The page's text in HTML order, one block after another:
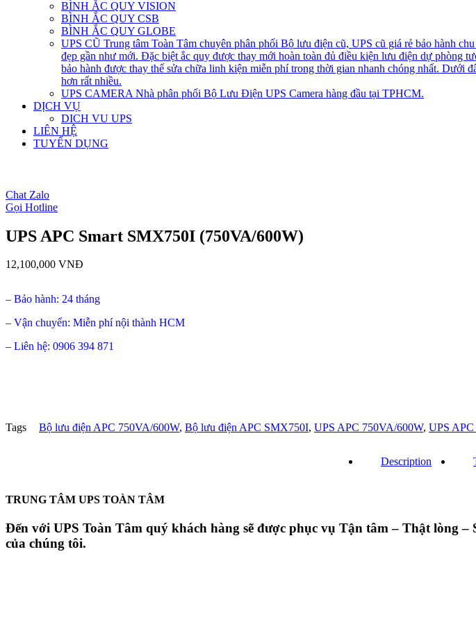
BÌNH ẮC QUY VISION
BÌNH ẮC QUY CSB
BÌNH ẮC QUY GLOBE
UPS CŨ Trung tâm Toàn Tâm chuyên phân phối Bộ lưu điện cũ, UPS cũ giá rẻ bảo hành
đẹp gần như mới. Đặc biệt ắc quy được thay mới hoàn toàn đủ điều kiện lưu điện dự phòng
bảo hành được thay thế sửa chữa linh kiện miễn phí trong thời gian nhanh chóng nhất.
hơn rất nhiều.
UPS CAMERA Nhà phân phối Bộ Lưu Điện UPS Camera hàng đầu tại TPHCM.
DỊCH VỤ
DICH VU UPS
LIÊN HỆ
TUYỂN DỤNG
UPS APC Smart SMX750I (750VA/600W)
12,100,000 VNĐ
– Bảo hành: 24 tháng
– Vận chuyển: Miễn phí nội thành HCM
– Liên hệ: 0906 394 871
Tags Bộ lưu điện APC 750VA/600W, Bộ lưu điện APC SMX750I, UPS APC 750VA/600W, UPS
Chat Zalo
Gọi Hotline
Description
TRUNG TÂM UPS TOÀN TÂM
Đến với UPS Toàn Tâm quý khách hàng sẽ được phục vụ Tận tâm – Thật lòng
của chúng tôi.